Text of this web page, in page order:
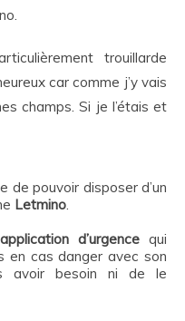
trouillarde
car comme j’y vais
champs. Si je l’étais et
de pouvoir disposer d’un
Letmino.
application d’urgencequi
en cas danger avec son
avoir besoin ni de le